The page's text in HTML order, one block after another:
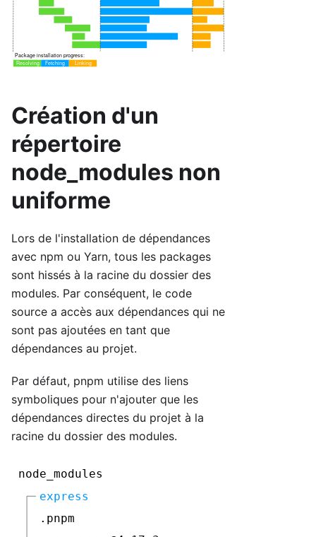
Création d'un
répertoire
node_modules non
uniforme
Lors de l'installation de dépendances
avec npm ou Yarn, tous les packages
sont hissés à la racine du dossier des
modules. Par conséquent, le code
source a accès aux dépendances qui ne
sont pas ajoutées en tant que
dépendances au projet.
Par défaut, pnpm utilise des liens
symboliques pour n'ajouter que les
dépendances directes du projet à la
racine du dossier des modules.